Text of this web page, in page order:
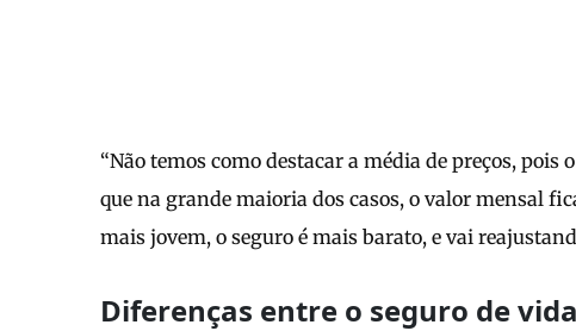
“Não temos como destacar a média de preços,
que na grande maioria dos casos, o valor mensal
mais jovem, o seguro é mais barato, e vai
Diferenças entre o seguro de